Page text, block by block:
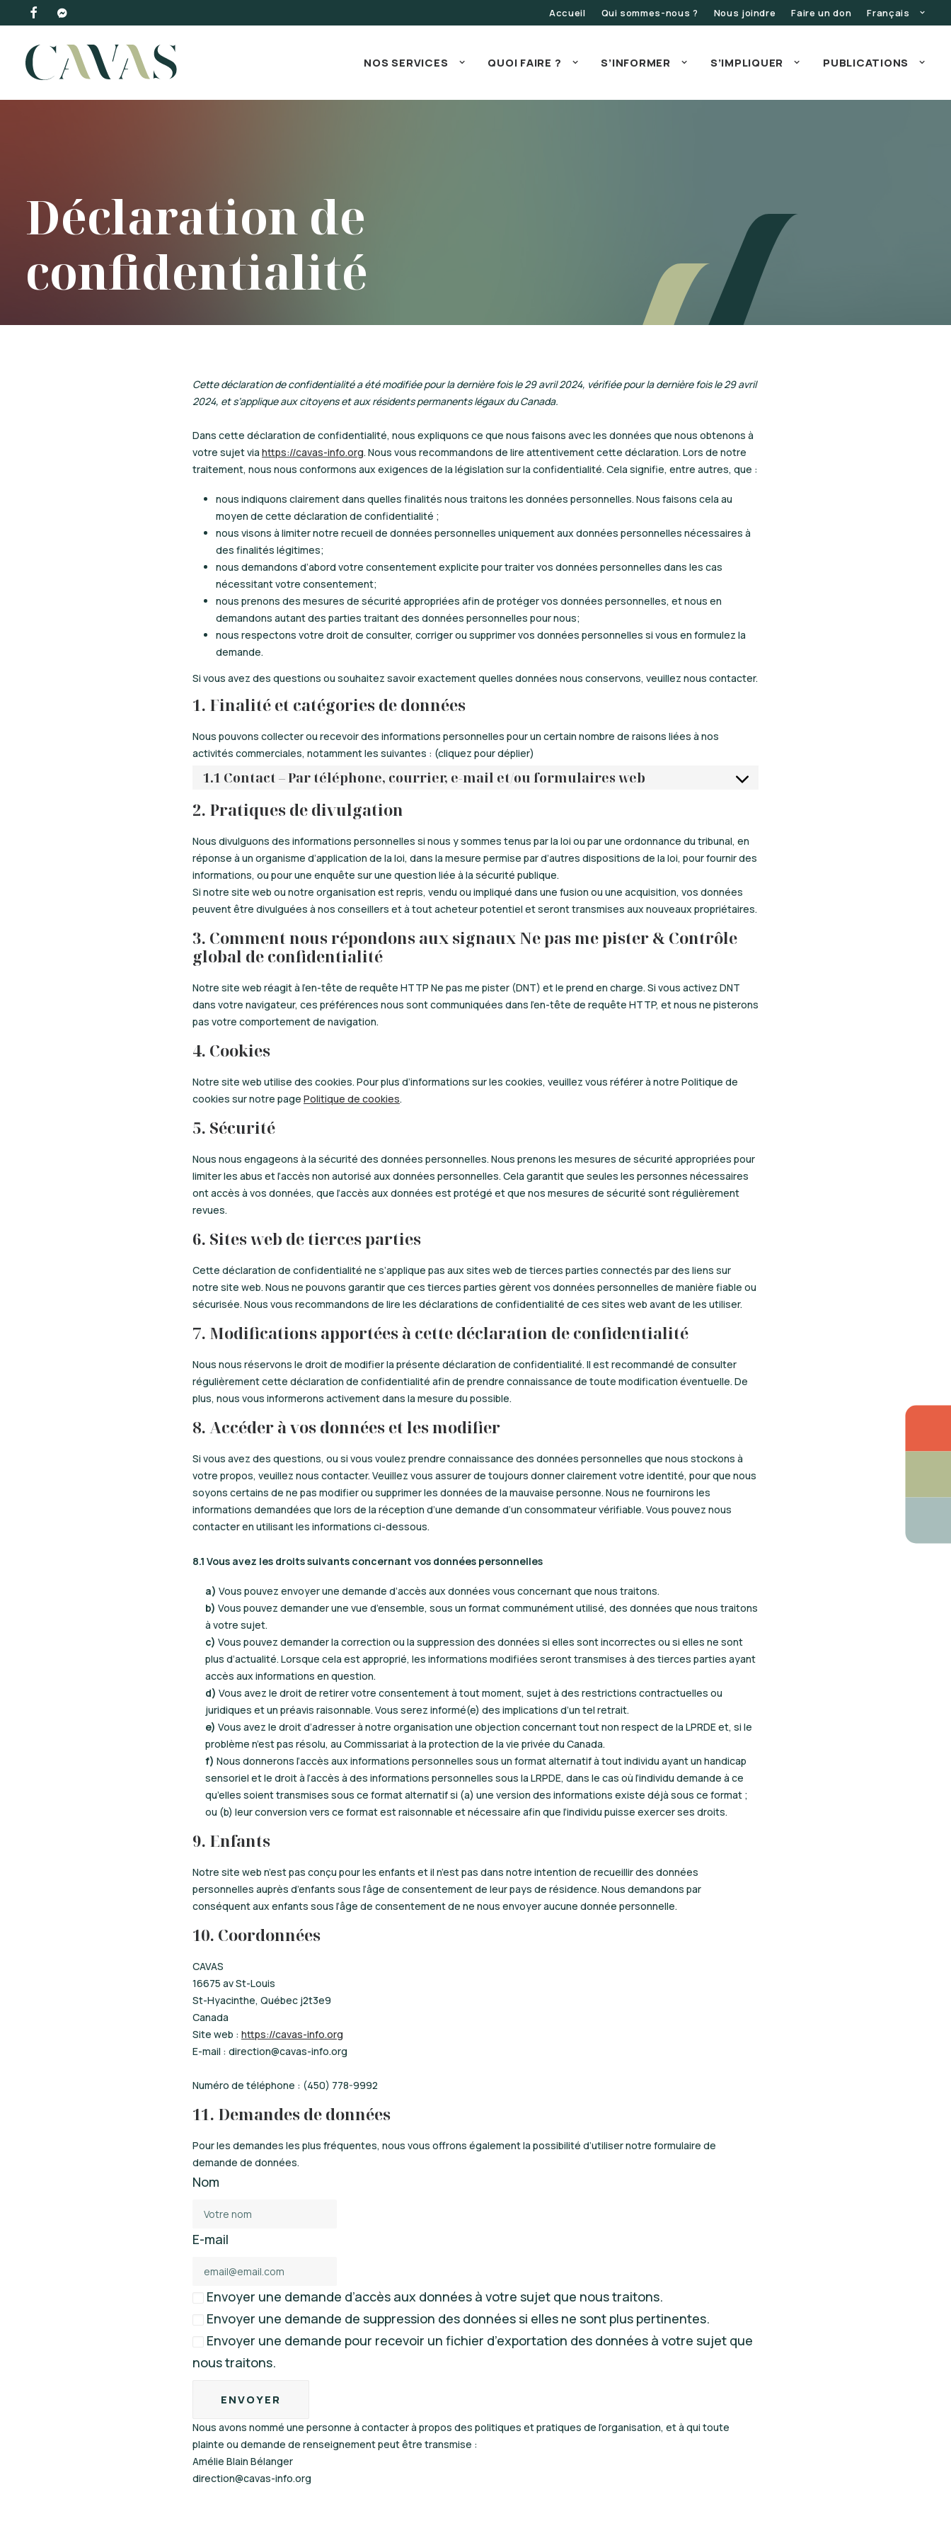
Accueil Qui sommes-nous ? Nous joindre Faire un don Français
NOS SERVICES QUOI FAIRE ? S’INFORMER S’IMPLIQUER PUBLICATIONS
Déclaration de
confidentialité
Cette déclaration de confidentialité a été modifiée pour la dernière fois le 29 avril 2024, vérifiée pour la dernière fois le 29 avril
2024, et s’applique aux citoyens et aux résidents permanents légaux du Canada.
Dans cette déclaration de confidentialité, nous expliquons ce que nous faisons avec les données que nous obtenons à
votre sujet via https://cavas-info.org. Nous vous recommandons de lire attentivement cette déclaration. Lors de notre
traitement, nous nous conformons aux exigences de la législation sur la confidentialité. Cela signifie, entre autres, que :
nous indiquons clairement dans quelles finalités nous traitons les données personnelles. Nous faisons cela au
moyen de cette déclaration de confidentialité ;
nous visons à limiter notre recueil de données personnelles uniquement aux données personnelles nécessaires à
des finalités légitimes;
nous demandons d’abord votre consentement explicite pour traiter vos données personnelles dans les cas
nécessitant votre consentement;
nous prenons des mesures de sécurité appropriées afin de protéger vos données personnelles, et nous en
demandons autant des parties traitant des données personnelles pour nous;
nous respectons votre droit de consulter, corriger ou supprimer vos données personnelles si vous en formulez la
demande.
Si vous avez des questions ou souhaitez savoir exactement quelles données nous conservons, veuillez nous contacter.
1. Finalité et catégories de données
Nous pouvons collecter ou recevoir des informations personnelles pour un certain nombre de raisons liées à nos
activités commerciales, notamment les suivantes : (cliquez pour déplier)
1.1 Contact – Par téléphone, courrier, e-mail et/ou formulaires web
2. Pratiques de divulgation
Nous divulguons des informations personnelles si nous y sommes tenus par la loi ou par une ordonnance du tribunal, en
réponse à un organisme d’application de la loi, dans la mesure permise par d’autres dispositions de la loi, pour fournir des
informations, ou pour une enquête sur une question liée à la sécurité publique.
Si notre site web ou notre organisation est repris, vendu ou impliqué dans une fusion ou une acquisition, vos données
peuvent être divulguées à nos conseillers et à tout acheteur potentiel et seront transmises aux nouveaux propriétaires.
3. Comment nous répondons aux signaux Ne pas me pister & Contrôle
global de confidentialité
Notre site web réagit à l’en-tête de requête HTTP Ne pas me pister (DNT) et le prend en charge. Si vous activez DNT
dans votre navigateur, ces préférences nous sont communiquées dans l’en-tête de requête HTTP, et nous ne pisterons
pas votre comportement de navigation.
4. Cookies
Notre site web utilise des cookies. Pour plus d’informations sur les cookies, veuillez vous référer à notre Politique de
cookies sur notre page Politique de cookies.
5. Sécurité
Nous nous engageons à la sécurité des données personnelles. Nous prenons les mesures de sécurité appropriées pour
limiter les abus et l’accès non autorisé aux données personnelles. Cela garantit que seules les personnes nécessaires
ont accès à vos données, que l’accès aux données est protégé et que nos mesures de sécurité sont régulièrement
revues.
6. Sites web de tierces parties
Cette déclaration de confidentialité ne s’applique pas aux sites web de tierces parties connectés par des liens sur
notre site web. Nous ne pouvons garantir que ces tierces parties gèrent vos données personnelles de manière fiable ou
sécurisée. Nous vous recommandons de lire les déclarations de confidentialité de ces sites web avant de les utiliser.
7. Modifications apportées à cette déclaration de confidentialité
Nous nous réservons le droit de modifier la présente déclaration de confidentialité. Il est recommandé de consulter
régulièrement cette déclaration de confidentialité afin de prendre connaissance de toute modification éventuelle. De
plus, nous vous informerons activement dans la mesure du possible.
8. Accéder à vos données et les modifier
Si vous avez des questions, ou si vous voulez prendre connaissance des données personnelles que nous stockons à
votre propos, veuillez nous contacter. Veuillez vous assurer de toujours donner clairement votre identité, pour que nous
soyons certains de ne pas modifier ou supprimer les données de la mauvaise personne. Nous ne fournirons les
informations demandées que lors de la réception d’une demande d’un consommateur vérifiable. Vous pouvez nous
contacter en utilisant les informations ci-dessous.
8.1 Vous avez les droits suivants concernant vos données personnelles
Vous pouvez envoyer une demande d’accès aux données vous concernant que nous traitons.
Vous pouvez demander une vue d’ensemble, sous un format communément utilisé, des données que nous traitons
à votre sujet.
Vous pouvez demander la correction ou la suppression des données si elles sont incorrectes ou si elles ne sont
plus d’actualité. Lorsque cela est approprié, les informations modifiées seront transmises à des tierces parties ayant
accès aux informations en question.
Vous avez le droit de retirer votre consentement à tout moment, sujet à des restrictions contractuelles ou
juridiques et un préavis raisonnable. Vous serez informé(e) des implications d’un tel retrait.
Vous avez le droit d’adresser à notre organisation une objection concernant tout non respect de la LPRDE et, si le
problème n’est pas résolu, au Commissariat à la protection de la vie privée du Canada.
Nous donnerons l’accès aux informations personnelles sous un format alternatif à tout individu ayant un handicap
sensoriel et le droit à l’accès à des informations personnelles sous la LRPDE, dans le cas où l’individu demande à ce
qu’elles soient transmises sous ce format alternatif si (a) une version des informations existe déjà sous ce format ;
ou (b) leur conversion vers ce format est raisonnable et nécessaire afin que l’individu puisse exercer ses droits.
9. Enfants
Notre site web n’est pas conçu pour les enfants et il n’est pas dans notre intention de recueillir des données
personnelles auprès d’enfants sous l’âge de consentement de leur pays de résidence. Nous demandons par
conséquent aux enfants sous l’âge de consentement de ne nous envoyer aucune donnée personnelle.
10. Coordonnées
CAVAS
16675 av St-Louis
St-Hyacinthe, Québec j2t3e9
Canada
Site web : https://cavas-info.org
E-mail : direction@cavas-info.org
Numéro de téléphone : (450) 778-9992
11. Demandes de données
Pour les demandes les plus fréquentes, nous vous offrons également la possibilité d’utiliser notre formulaire de
demande de données.
Nom
E-mail
Envoyer une demande d’accès aux données à votre sujet que nous traitons.
Envoyer une demande de suppression des données si elles ne sont plus pertinentes.
Envoyer une demande pour recevoir un fichier d’exportation des données à votre sujet que
nous traitons.
Nous avons nommé une personne à contacter à propos des politiques et pratiques de l’organisation, et à qui toute
plainte ou demande de renseignement peut être transmise :
Amélie Blain Bélanger
direction@cavas-info.org